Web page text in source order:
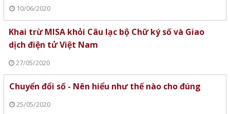
10/06/2020
Khai trừ MISA khỏi Câu lạc bộ Chữ ký số và Giao
dịch điện tử Việt Nam
27/05/2020
Chuyển đổi số - Nên hiểu như thế nào cho đúng
25/05/2020